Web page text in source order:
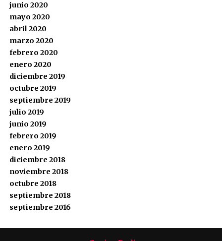
junio 2020
mayo 2020
abril 2020
marzo 2020
febrero 2020
enero 2020
diciembre 2019
octubre 2019
septiembre 2019
julio 2019
junio 2019
febrero 2019
enero 2019
diciembre 2018
noviembre 2018
octubre 2018
septiembre 2018
septiembre 2016